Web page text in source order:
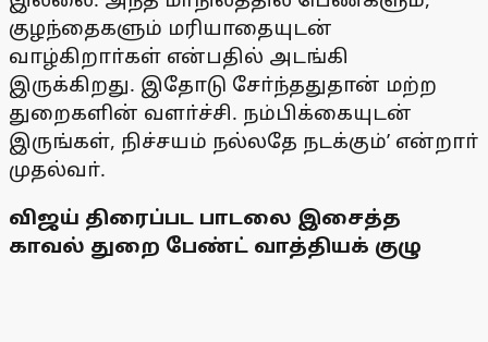
குழந்தைகளும் மரியாதையுடன்
வாழ்கிறாா்கள் என்பதில் அடங்கி
இருக்கிறது. இதோடு சோ்ந்ததுதான் மற்ற
துறைகளின் வளா்ச்சி. நம்பிக்கையுடன்
இருங்கள், நிச்சயம் நல்லதே நடக்கும்’ என்றாா்
முதல்வா்.
விஜய் திரைப்பட பாடலை இசைத்த
காவல் துறை பேண்ட் வாத்தியக் குழு